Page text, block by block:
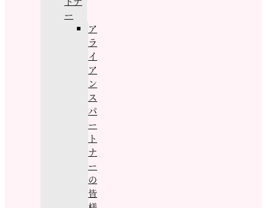
ー
ア
ラ
イ
ア
ン
ス
パ
ー
ト
ナ
ー
の
皆